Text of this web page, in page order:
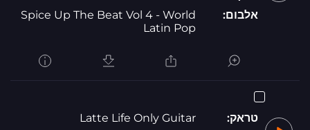
אלבום:
Spice Up The Beat Vol 4 - World
Latin Pop
טראק:
Latte Life Only Guitar